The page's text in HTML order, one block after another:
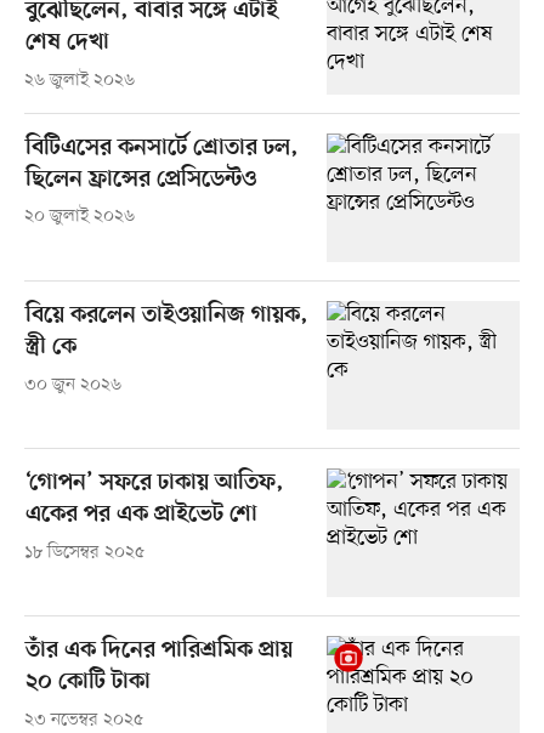
বুঝেছিলেন, বাবার সঙ্গে এটাই
শেষ দেখা
২৬ জুলাই ২০২৬
বিটিএসের কনসার্টে শ্রোতার ঢল,
ছিলেন ফ্রান্সের প্রেসিডেন্টও
২০ জুলাই ২০২৬
বিয়ে করলেন তাইওয়ানিজ গায়ক,
স্ত্রী কে
৩০ জুন ২০২৬
‘গোপন’ সফরে ঢাকায় আতিফ,
একের পর এক প্রাইভেট শো
১৮ ডিসেম্বর ২০২৫
তাঁর এক দিনের পারিশ্রমিক প্রায়
২০ কোটি টাকা
২৩ নভেম্বর ২০২৫